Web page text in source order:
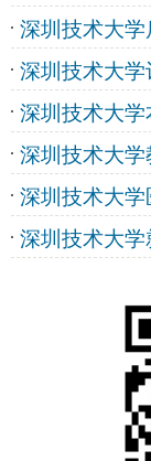
深圳技术大
深圳技术大
深圳技术大学
深圳技术大学
深圳技术大学
深圳技术大学